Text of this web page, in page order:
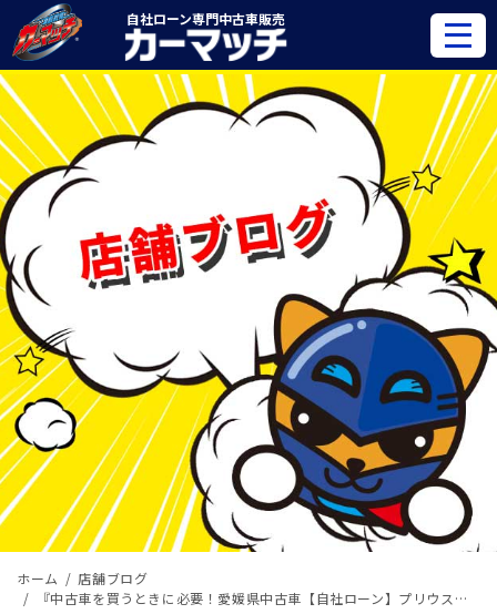
自社ローン専門中古車販売
ホーム
店舗ブログ
『中古車を買うときに必要！愛媛県中古車【自社ローン】プリウス・アルファード等の普通車には必須』